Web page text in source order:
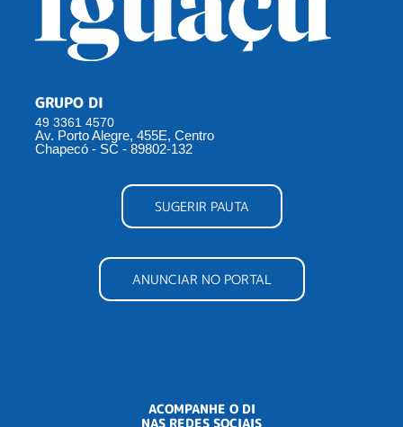
GRUPO DI
49 3361 4570
Av. Porto Alegre, 455E, Centro
Chapecó - SC - 89802-132
SUGERIR PAUTA
ANUNCIAR NO PORTAL
ACOMPANHE O DI